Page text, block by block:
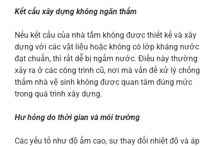
Kết cấu xây dựng không ngăn thấm
Nếu kết cấu của nhà tắm không được thiết kế và xây
dựng với các vật liệu hoặc không có lớp kháng nước
đạt chuẩn, thì rất dễ bị ngấm nước. Điều này thường
xảy ra ở các công trình cũ, nơi mà vấn đề xử lý chống
thấm nhà vệ sinh không được quan tâm đúng mức
trong quá trình xây dựng.
Hư hỏng do thời gian và môi trường
Các yếu tố như độ ẩm cao, sự thay đổi nhiệt độ và áp